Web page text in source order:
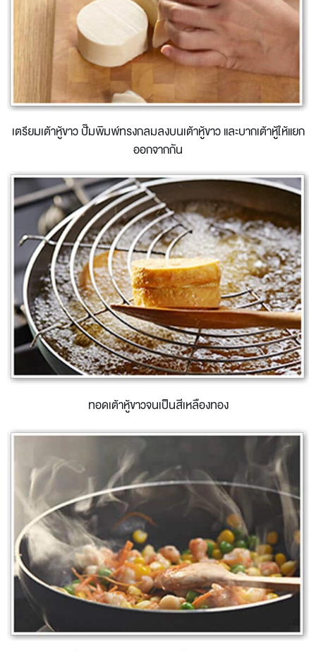
เตรียมเต้าหู้ขาว ปั๊มพิมพ์ทรงกลมลงบนเต้าหู้ขาว และบากเต้าหู้ให้แยก
ออกจากกัน
ทอดเต้าหู้ขาวจนเป็นสีเหลืองทอง